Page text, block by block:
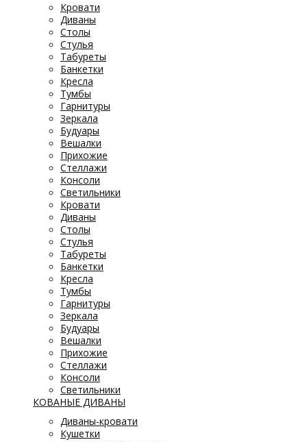
Кровати
Диваны
Столы
Стулья
Табуреты
Банкетки
Кресла
Тумбы
Гарнитуры
Зеркала
Будуары
Вешалки
Прихожие
Стеллажи
Консоли
Светильники
Кровати
Диваны
Столы
Стулья
Табуреты
Банкетки
Кресла
Тумбы
Гарнитуры
Зеркала
Будуары
Вешалки
Прихожие
Стеллажи
Консоли
Светильники
КОВАНЫЕ ДИВАНЫ
Диваны-кровати
Кушетки